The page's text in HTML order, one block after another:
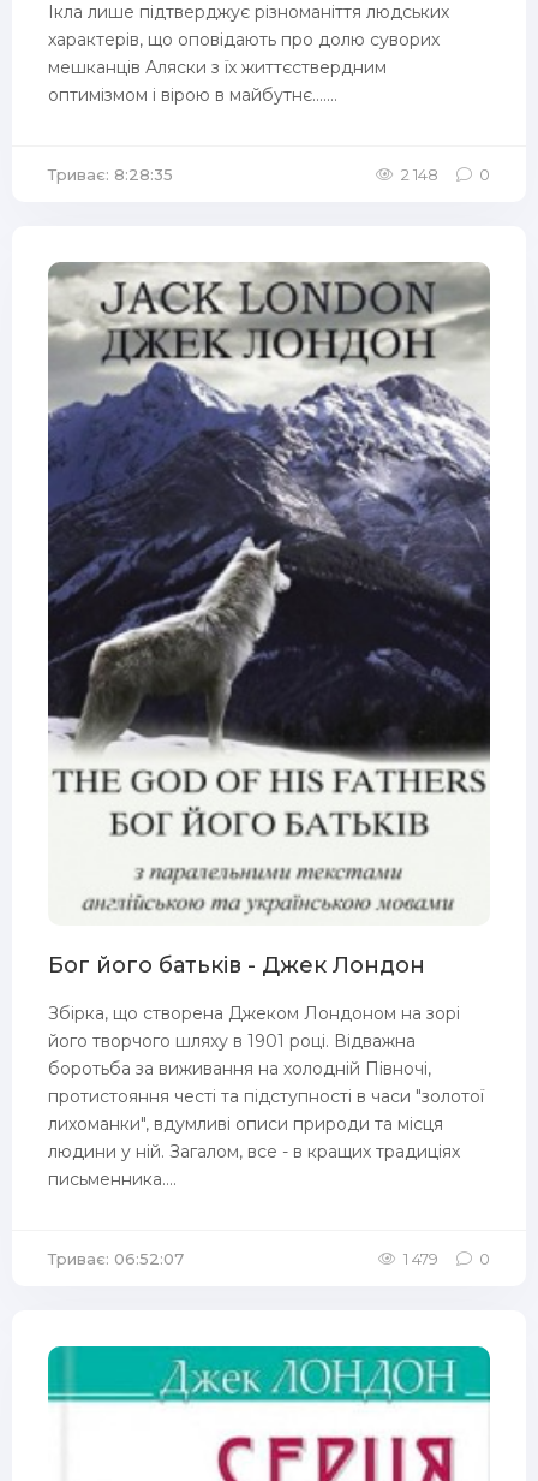
Ікла лише підтверджує різноманіття людських
характерів, що оповідають про долю суворих
мешканців Аляски з їх життєствердним
оптимізмом і вірою в майбутнє.......
Триває: 8:28:35 2 148 0
Бог його батьків - Джек Лондон
Збірка, що створена Джеком Лондоном на зорі
його творчого шляху в 1901 році. Відважна
боротьба за виживання на холодній Півночі,
протистояння честі та підступності в часи "золотої
лихоманки", вдумливі описи природи та місця
людини у ній. Загалом, все - в кращих традиціях
письменника....
Триває: 06:52:07 1 479 0